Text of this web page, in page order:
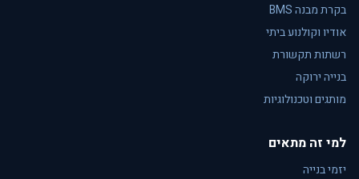
בקרת מבנה BMS
אודיו וקולנוע ביתי
רשתות תקשורת
בנייה ירוקה
מותגים וטכנולוגיות
למי זה מתאים
יזמי בנייה